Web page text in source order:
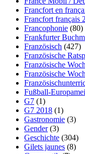
Francfort en
Francfort français
Francophonie (80)
Frankfurter
Französisch (427)
Französische
Französische
Französische
Fußball-
G7 (1)
G7 2018 (1)
Gastronomie (3)
Gender(3)
Geschichte (304)
Gilets jaunes (8)